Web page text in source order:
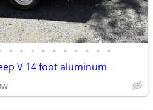
• • • • • • • • • •
V 14 foot aluminum